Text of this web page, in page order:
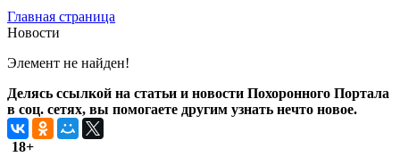
Главная страница
Новости
Элемент не найден!
Делясь ссылкой на статьи и новости Похоронного Портала
в соц. сетях, вы помогаете другим узнать нечто новое.
18+